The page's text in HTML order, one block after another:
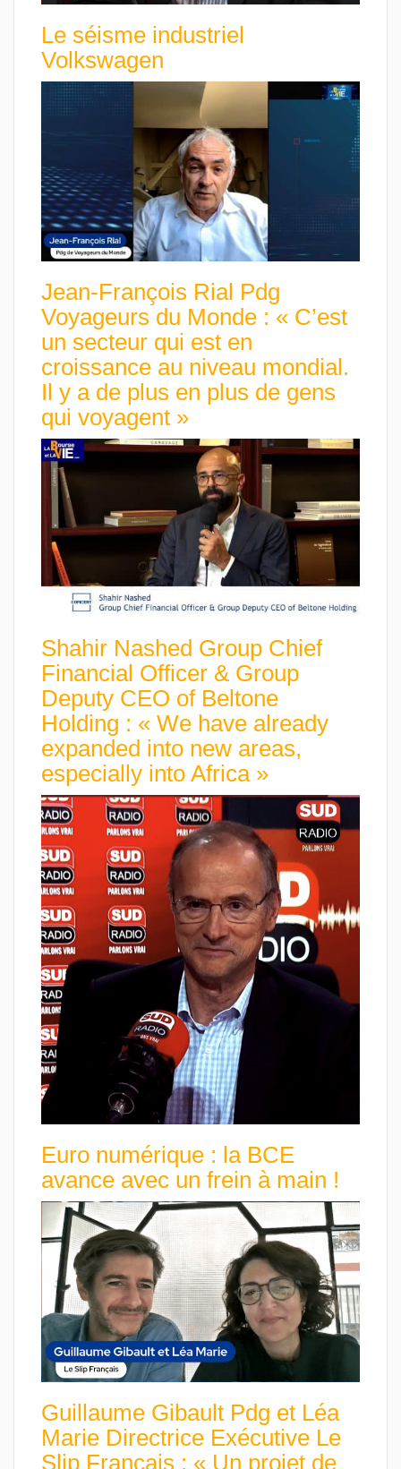
Le séisme industriel
Volkswagen
Jean-François Rial Pdg
Voyageurs du Monde : « C’est
un secteur qui est en
croissance au niveau mondial.
Il y a de plus en plus de gens
qui voyagent »
Shahir Nashed Group Chief
Financial Officer & Group
Deputy CEO of Beltone
Holding : « We have already
expanded into new areas,
especially into Africa »
Euro numérique : la BCE
avance avec un frein à main !
Guillaume Gibault Pdg et Léa
Marie Directrice Exécutive Le
Slip Français : « Un projet de